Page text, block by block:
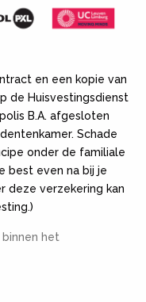
en een kopie van
de Huisvestingsdienst
B.A. afgesloten
Schade
onder de familiale
best even na bij je
deze verzekering kan
het